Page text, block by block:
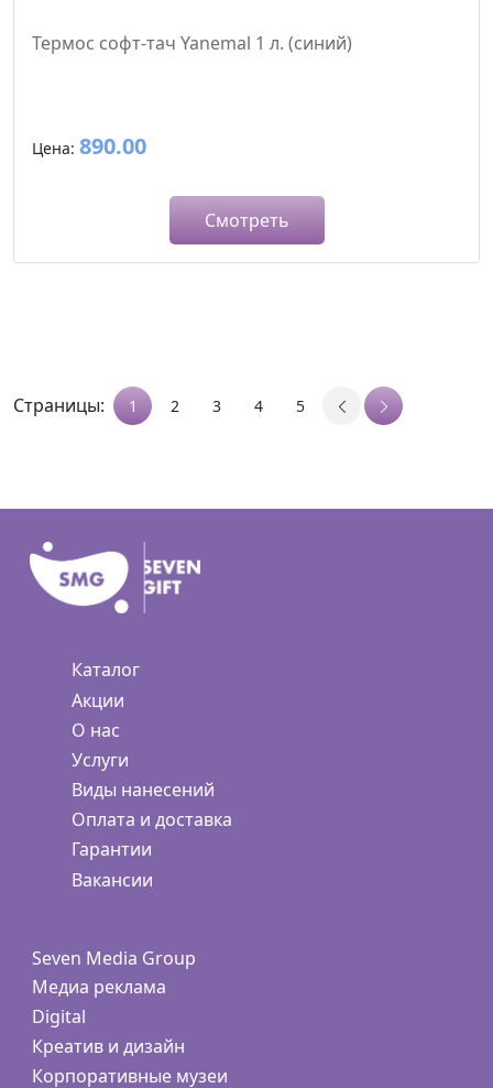
Термос софт-тач Yanemal 1 л. (синий)
Цена: 890.00
Смотреть
Страницы: 1 2 3 4 5
Каталог
Акции
О нас
Услуги
Виды нанесений
Оплата и доставка
Гарантии
Вакансии
Seven Media Group
Медиа реклама
Digital
Креатив и дизайн
Корпоративные музеи